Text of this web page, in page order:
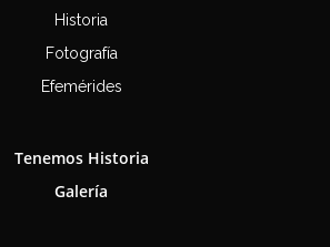
Historia
Fotografía
Efemérides
Tenemos Historia
Galería